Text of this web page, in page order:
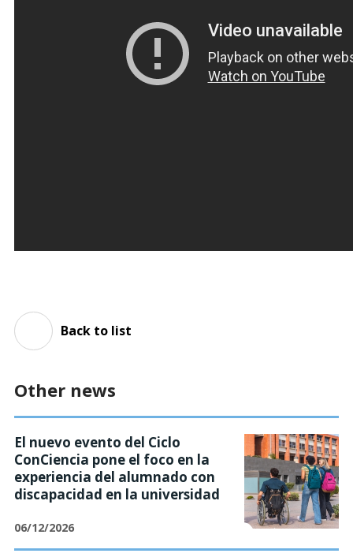
Back to list
Other news
El nuevo evento del Ciclo
ConCiencia pone el foco en la
experiencia del alumnado con
discapacidad en la universidad
06/12/2026